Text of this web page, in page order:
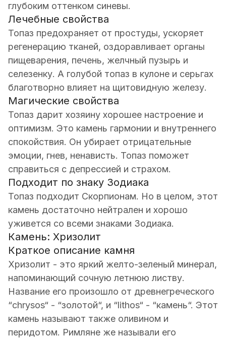
глубоким оттенком синевы.
Лечебные свойства
Топаз предохраняет от простуды, ускоряет
регенерацию тканей, оздоравливает органы
пищеварения, печень, желчный пузырь и
селезенку. А голубой топаз в кулоне и серьгах
благотворно влияет на щитовидную железу.
Магические свойства
Топаз дарит хозяину хорошее настроение и
оптимизм. Это камень гармонии и внутреннего
спокойствия. Он убирает отрицательные
эмоции, гнев, ненависть. Топаз поможет
справиться с депрессией и страхом.
Подходит по знаку Зодиака
Топаз подходит Скорпионам. Но в целом, этот
камень достаточно нейтрален и хорошо
уживется со всеми знаками Зодиака.
Камень: Хризолит
Краткое описание камня
Хризолит - это яркий желто-зеленый минерал,
напоминающий сочную летнюю листву.
Название его произошло от древнегреческого
“chrysos“ - “золотой“, и “lithos“ - “камень“. Этот
камень называют также оливином и
перидотом. Римляне же называли его